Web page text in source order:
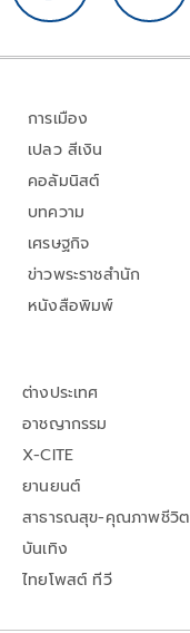
การเมือง
เปลว สีเงิน
คอลัมนิสต์
บทความ
เศรษฐกิจ
ข่าวพระราชสำนัก
หนังสือพิมพ์
ต่างประเทศ
อาชญากรรม
X-CITE
ยานยนต์
สาธารณสุข-คุณภาพชีวิต
บันเทิง
ไทยโพสต์ ทีวี